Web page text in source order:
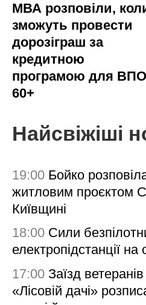
МВА розповіли,
зможуть провести
дорозіграш за
кредитною
програмою для ВПО
60+
Найсвіжіші
19:00 Бойко
житловим проєктом
Київщині
18:00 Сили
електропідстанції
17:00 Заїзд
«Лісовій дачі»